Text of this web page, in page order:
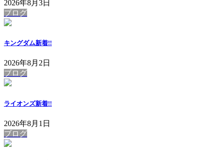
2026年8月3日
ブログ
キングダム新着!!
2026年8月2日
ブログ
ライオンズ新着!!
2026年8月1日
ブログ